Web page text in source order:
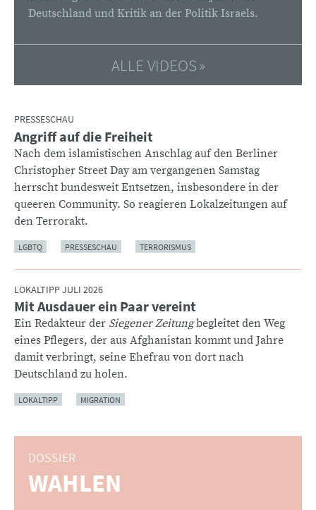
Deutschland und Kritik an der Politik Israels.
ALLE VIDEOS
PRESSESCHAU
:
Angriff auf die Freiheit
Nach dem islamistischen Anschlag auf den Berliner
Christopher Street Day am vergangenen Samstag
herrscht bundesweit Entsetzen, insbesondere in der
queeren Community. So reagieren Lokalzeitungen auf
den Terrorakt.
LGBTQ PRESSESCHAU TERRORISMUS
LOKALTIPP JULI 2026
:Mit Ausdauer ein Paar vereint
Ein Redakteur der Siegener Zeitungbegleitet den Weg
eines Pflegers, der aus Afghanistan kommt und Jahre
damit verbringt, seine Ehefrau von dort nach
Deutschland zu holen.
LOKALTIPP MIGRATION
DOSSIER
:WAHLEN